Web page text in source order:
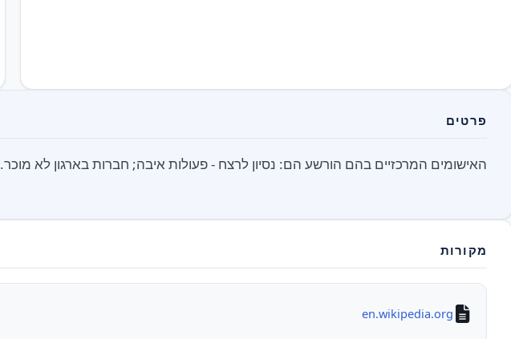
פרטים
האישומים המרכזיים בהם הורשע הם: נסיון לרצח - פעולות איבה; חברות בארגון לא מוכר.
מקורות
en.wikipedia.org